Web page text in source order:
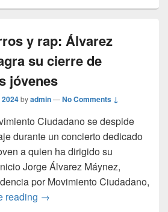
y rap: Álvarez
su cierre de
jóvenes
byadmin—No Comments ↓
Ciudadano se despide
durante un concierto dedicado
a quien ha dirigido su
Jorge Álvarez Máynez,
por Movimiento Ciudadano,
reading Cervezas, porros y rap:
→